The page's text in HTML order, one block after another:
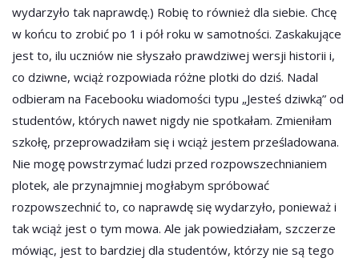
wydarzyło tak naprawdę.) Robię to również dla siebie. Chcę
w końcu to zrobić po 1 i pół roku w samotności. Zaskakujące
jest to, ilu uczniów nie słyszało prawdziwej wersji historii i,
co dziwne, wciąż rozpowiada różne plotki do dziś. Nadal
odbieram na Facebooku wiadomości typu „Jesteś dziwką” od
studentów, których nawet nigdy nie spotkałam. Zmieniłam
szkołę, przeprowadziłam się i wciąż jestem prześladowana.
Nie mogę powstrzymać ludzi przed rozpowszechnianiem
plotek, ale przynajmniej mogłabym spróbować
rozpowszechnić to, co naprawdę się wydarzyło, ponieważ i
tak wciąż jest o tym mowa. Ale jak powiedziałam, szczerze
mówiąc, jest to bardziej dla studentów, którzy nie są tego